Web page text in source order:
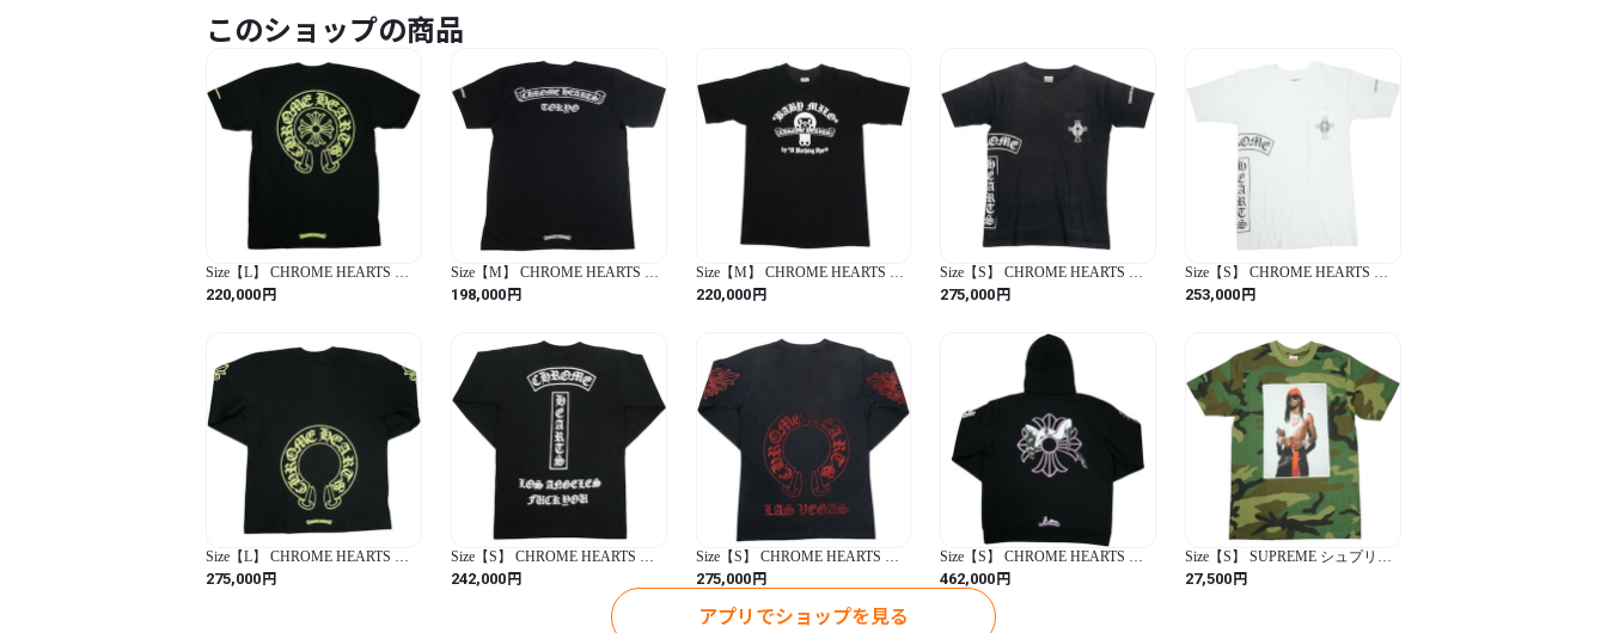
コットン80％/ポリエステル20％
付属品
保存袋、紙タグ
商品管理番号
20722656
商品状態
新古品・未使用品
状態説明
詳細サイズ
着丈 61cm 身幅 61cm 肩幅 79cm
このショップの商品
Size【L】 CHROME HEARTS ク
ロム・ハーツ HORSESHOE S/S
TEE BLACK/NEON YELLOW Tシ
220,000円
Size【M】 CHROME HEARTS ク
ロム・ハーツ TOKYO SCROLL
SS T-SHIRT BLACK 東京限定Tシ
198,000円
Size【M】 CHROME HEARTS ク
ロム・ハーツ × A BATHING APE
09AW MILO SCROLL SS TEE Tシ
220,000円
Size【S】 CHROME HEARTS ク
ロム・ハーツ T-BAR S/S TEE
BLACK Tシャツ オールド 黒 【中
275,000円
Size【S】 CHROME HEARTS ク
ロム・ハーツ T-BAR S/S TEE
WHITE Tシャツ オールド 白 【中
253,000円
Size【L】 CHROME HEARTS ク
ロム・ハーツ HORSESHOE L/S
TEE BLACK/NEON YELLOW ロ
275,000円
Size【S】 CHROME HEARTS ク
ロム・ハーツ LA LIMITED T-
BAR L/S TEE BLACK ロンT オー
242,000円
Size【S】 CHROME HEARTS ク
ロム・ハーツ HORSESHOE L/S
TEE LAS VEGAS EXCLUSIVE
BLACK/RED ラスベガス限定ロン
T オールド 黒赤 【中古品-良い】
275,000円
Size【S】 CHROME HEARTS ク
ロム・ハーツ DEADLY DOLL
PULLOVER HOODIE BLACK パ
ーカー 黒 【新古品・未使用品】
30014601
462,000円
Size【S】 SUPREME シュプリー
ム 25FW Playboi Carti Tee Woodland
Camo Tシャツ 緑 【新古品・未使
27,500円
アプリでショップを見る